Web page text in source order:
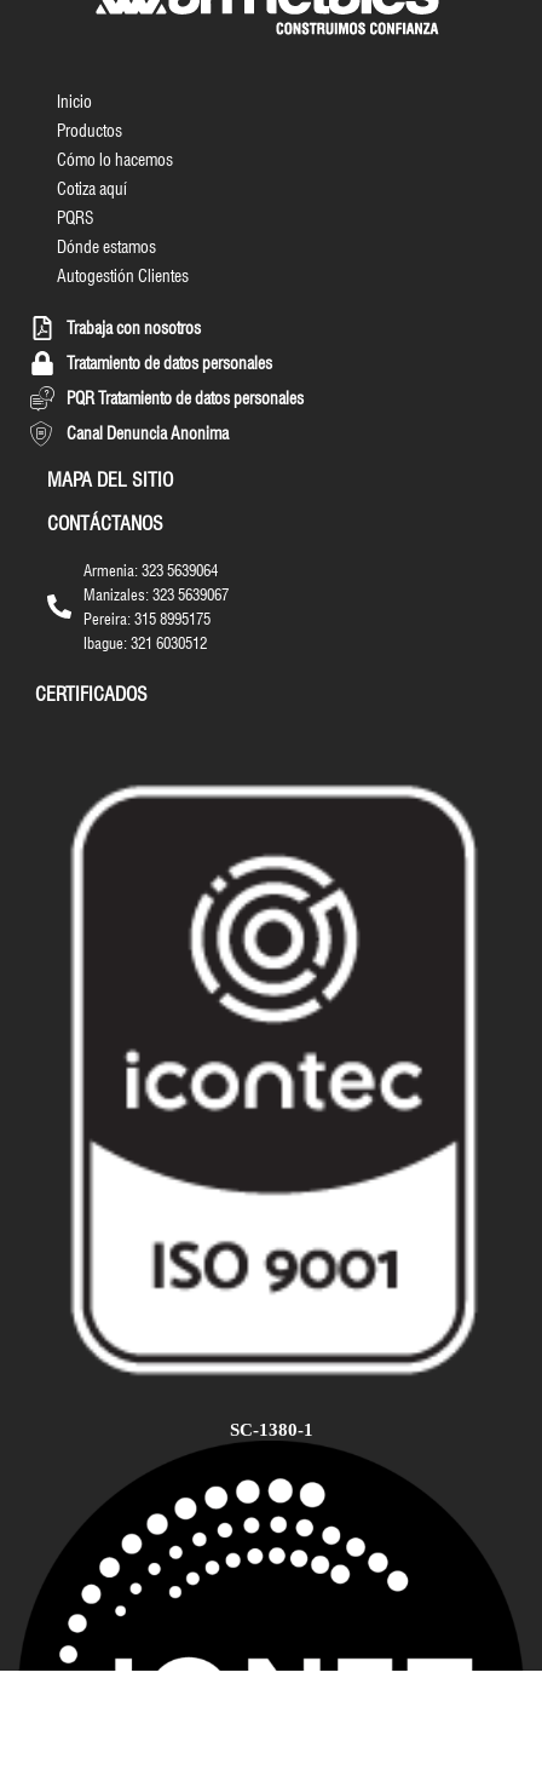
Inicio
Productos
Cómo lo hacemos
Cotiza aquí
PQRS
Dónde estamos
Autogestión Clientes
Trabaja con nosotros
Tratamiento de datos personales
PQR Tratamiento de datos personales
Canal Denuncia Anonima
MAPA DEL SITIO
CONTÁCTANOS
Armenia: 323 5639064
Manizales: 323 5639067
Pereira: 315 8995175
Ibague: 321 6030512
CERTIFICADOS
SC-1380-1